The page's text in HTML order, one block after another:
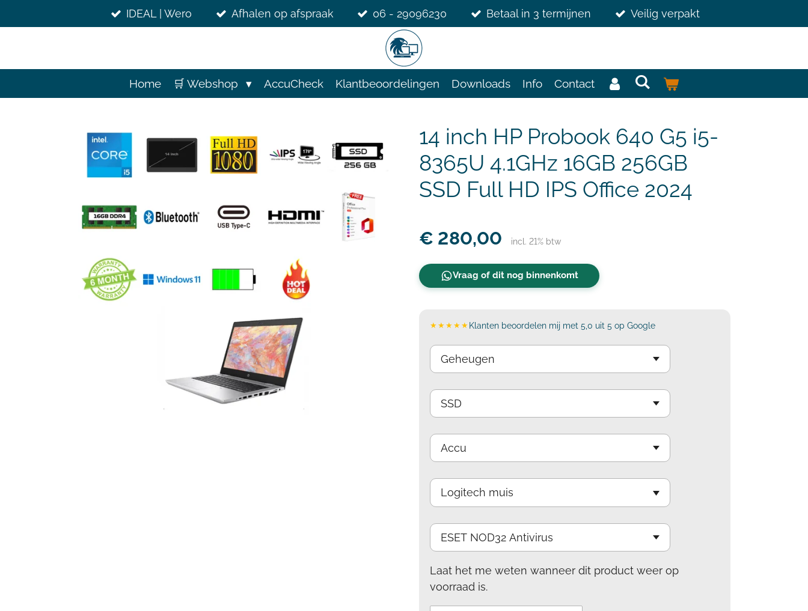
direct
IDEAL | Wero Afhalen op afspraak 06 - 29096230 Betaal in 3 termijnen Veilig verpakt
Home 🛒 Webshop AccuCheck Klantbeoordelingen Downloads Info Contact
14 inch HP Probook 640 G5 i5-
8365U 4.1GHz 16GB 256GB
SSD Full HD IPS Office 2024
€ 280,00 incl. 21% btw
Vraag of dit nog binnenkomt
★★★★★ Klanten beoordelen mij met 5,0 uit 5 op Google
Laat het me weten wanneer dit product weer op
voorraad is.